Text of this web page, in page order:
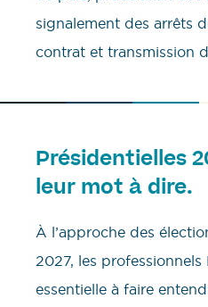
signalement des arrêts
contrat et transmission
Présidentielles
leur mot à dire.
À l’approche des
2027, les
essentielle à faire